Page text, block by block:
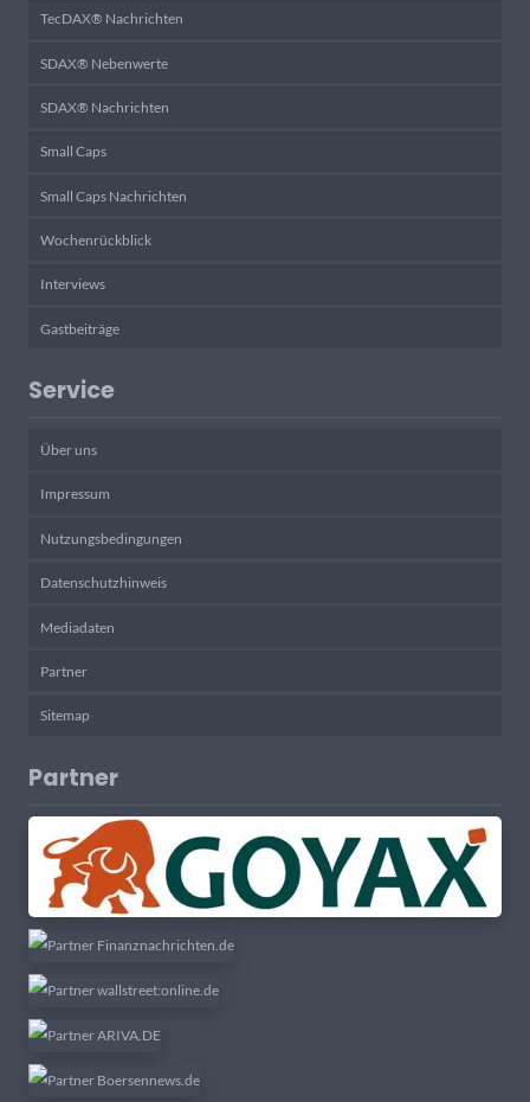
TecDAX® Nachrichten
SDAX® Nebenwerte
SDAX® Nachrichten
Small Caps
Small Caps Nachrichten
Wochenrückblick
Interviews
Gastbeiträge
Service
Über uns
Impressum
Nutzungsbedingungen
Datenschutzhinweis
Mediadaten
Partner
Sitemap
Partner